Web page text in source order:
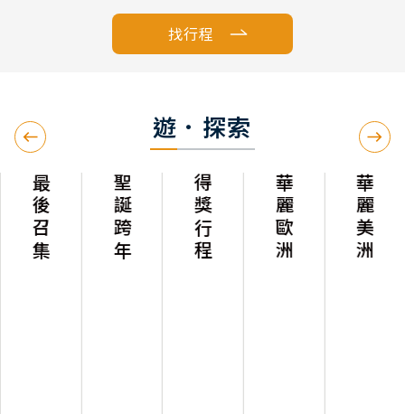
找行程
遊．探索
最後召集 聖誕跨年 得獎行程 華麗歐洲 華麗美洲